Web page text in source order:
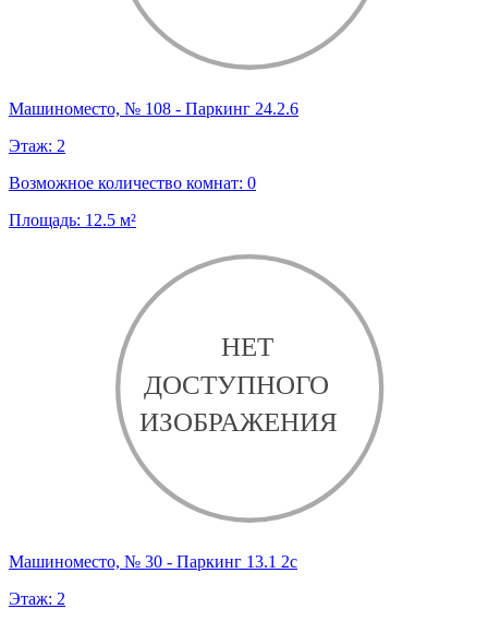
Машиноместо, № 108 - Паркинг 24.2.6
Этаж: 2
Возможное количество комнат: 0
Площадь: 12.5 м²
Машиноместо, № 30 - Паркинг 13.1 2с
Этаж: 2